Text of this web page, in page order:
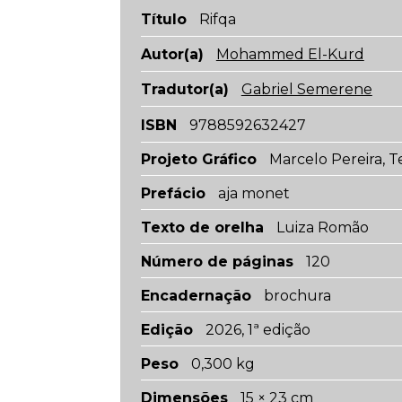
Título Rifqa
Autor(a) Mohammed El-Kurd
Tradutor(a) Gabriel Semerene
ISBN 9788592632427
Projeto Gráfico
Marcelo Pereira,
Prefácio
aja monet
Texto de orelha
Luiza Romão
Número de páginas
120
Encadernação
brochura
Edição
2026, 1ª edição
Peso
0,300 kg
Dimensões
15 × 23 cm